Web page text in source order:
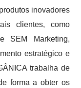
inovadores
clientes, como
SEM Marketing,
estratégico e
trabalha de
forma a obter os